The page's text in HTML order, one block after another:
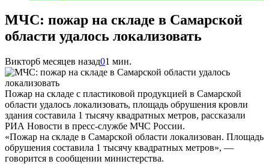
МЧС: пожар на складе в Самарской
области удалось локализовать
Виктор6 месяцев назад01 мин.
Пожар на складе с пластиковой продукцией в Самарской
области удалось локализовать, площадь обрушения кровли
здания составила 1 тысячу квадратных метров, рассказали
РИА Новости в пресс-службе МЧС России.
«Пожар на складе в Самарской области локализован. Площадь
обрушения составила 1 тысячу квадратных метров», —
говорится в сообщении министерства.